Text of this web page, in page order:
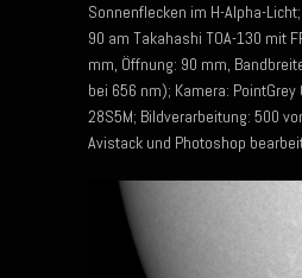
Sonnenflecken im H-Alpha-
90 am Takahashi TOA-130 mit
mm, Öffnung: 90 mm,
bei 656 nm); Kamera:
28S5M; Bildverarbeitung: 500
Avistack und Photoshop